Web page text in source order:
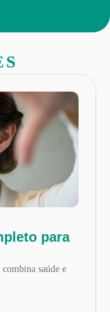
para
saúde e